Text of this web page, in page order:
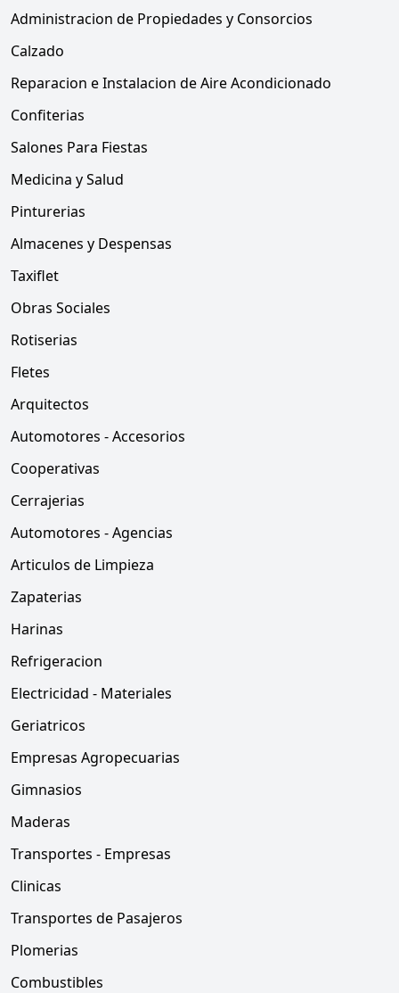
Administracion de Propiedades y Consorcios
Calzado
Reparacion e Instalacion de Aire Acondicionado
Confiterias
Salones Para Fiestas
Medicina y Salud
Pinturerias
Almacenes y Despensas
Taxiflet
Obras Sociales
Rotiserias
Fletes
Arquitectos
Automotores - Accesorios
Cooperativas
Cerrajerias
Automotores - Agencias
Articulos de Limpieza
Zapaterias
Harinas
Refrigeracion
Electricidad - Materiales
Geriatricos
Empresas Agropecuarias
Gimnasios
Maderas
Transportes - Empresas
Clinicas
Transportes de Pasajeros
Plomerias
Combustibles